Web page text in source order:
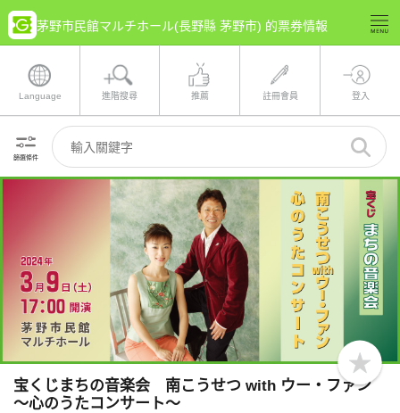
茅野市民館マルチホール(長野縣 茅野市) 的票券情報
Language 進階搜尋 推薦 註冊會員 登入
篩選條件
b
o
宝くじまちの音楽会 南こうせつ with ウー・ファン
～心のうたコンサート～